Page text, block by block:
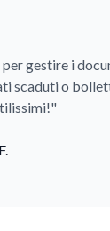
gestire i
scaduti o